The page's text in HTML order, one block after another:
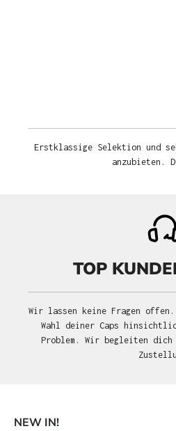
Erstklassige Selektion und
anzubieten.
TOP
Wir lassen keine Fragen
Wahl deiner Caps
Problem. Wir begleiten
NEW IN!